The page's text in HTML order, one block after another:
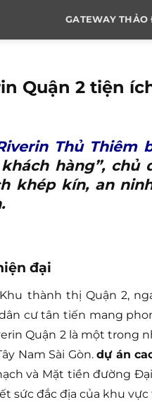
GATEWAY THẢO
Quận 2 tiện
Thủ Thiêm
hàng”,
khép kín, an
đại
thành thị Quận 2,
cư tân tiến mang
Quận 2 là một trong
Nam Sài Gòn.dự án
và Mặt tiền đường
sức đắc địa của khu